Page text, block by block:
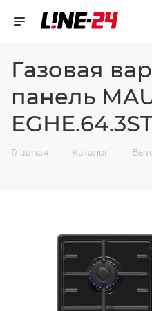
Газовая
панель
Главная — Каталог —